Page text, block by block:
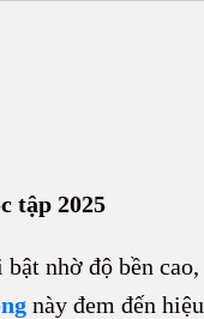
tập 2025
nhờ độ bền cao,
này đem đến hiệu